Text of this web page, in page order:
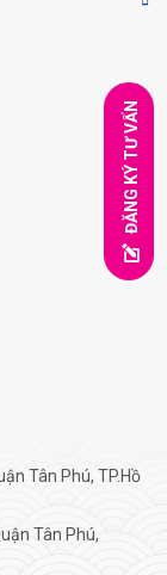
Tân Phú, TP.Hồ
Tân Phú,
ĐĂNG KÝ TƯ VẤN